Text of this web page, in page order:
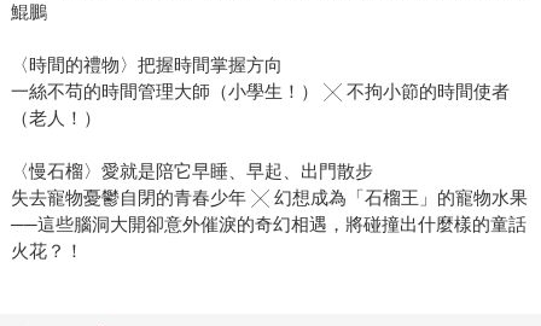
鯤鵬
〈時間的禮物〉把握時間掌握方向
一絲不苟的時間管理大師（小學生！） ╳ 不拘小節的時間使者
（老人！）
〈慢石榴〉愛就是陪它早睡、早起、出門散步
失去寵物憂鬱自閉的青春少年 ╳ 幻想成為「石榴王」的寵物水果
──這些腦洞大開卻意外催淚的奇幻相遇，將碰撞出什麼樣的童話
火花？！